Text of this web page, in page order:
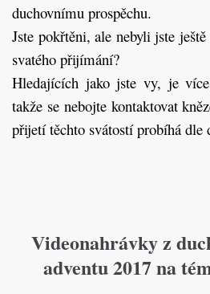
duchovnímu prospěchu.
Jste pokřtěni, ale nebyli jste
svatého přijímání?
Hledajících jako jste vy, je
takže se nebojte kontaktovat
přijetí těchto svátostí probíhá dle
Videonahrávky z
adventu 2017 na